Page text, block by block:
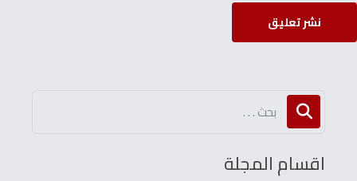
نشر تعليق
اقسام المجلة